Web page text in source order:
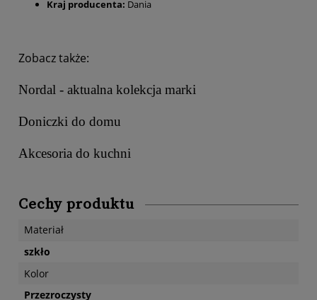
Kraj producenta: Dania
Zobacz także:
Nordal - aktualna kolekcja marki
Doniczki do domu
Akcesoria do kuchni
Cechy produktu
Materiał
szkło
Kolor
Przezroczysty